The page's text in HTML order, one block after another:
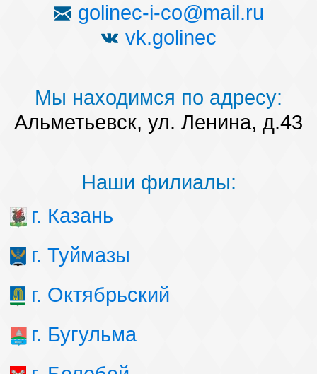
golinec-i-co@mail.ru
vk.golinec
Мы находимся по адресу:
Альметьевск, ул. Ленина, д.43
Наши филиалы:
г. Казань
г. Туймазы
г. Октябрьский
г. Бугульма